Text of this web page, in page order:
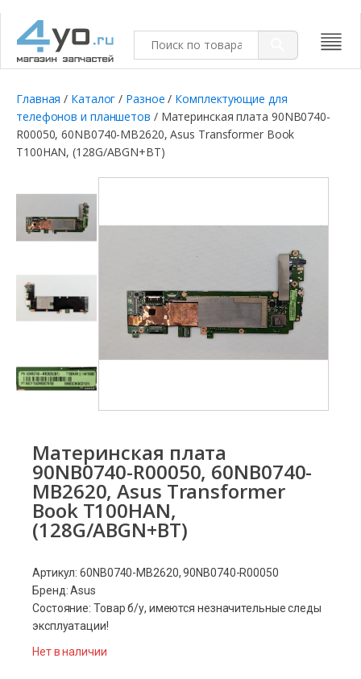
Главная / Каталог / Разное / Комплектующие для
телефонов и планшетов / Материнская плата 90NB0740-
R00050, 60NB0740-MB2620, Asus Transformer Book
T100HAN, (128G/ABGN+BT)
Материнская плата
90NB0740-R00050, 60NB0740-
MB2620, Asus Transformer
Book T100HAN,
(128G/ABGN+BT)
Артикул: 60NB0740-MB2620, 90NB0740-R00050
Бренд: Asus
Состояние: Товар б/у, имеются незначительные следы
эксплуатации!
Нет в наличии